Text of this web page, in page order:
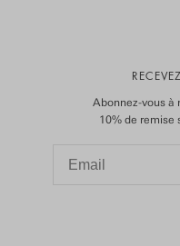
Abonnez-vous à
10% de remise